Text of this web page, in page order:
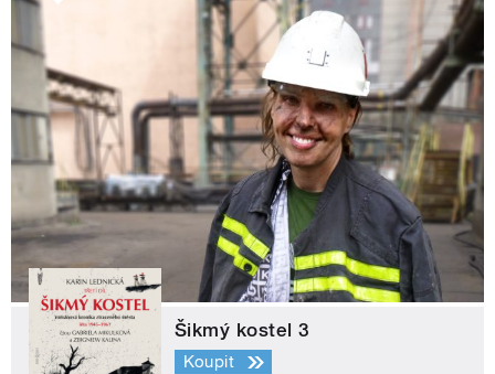
Šikmý kostel 3
Koupit